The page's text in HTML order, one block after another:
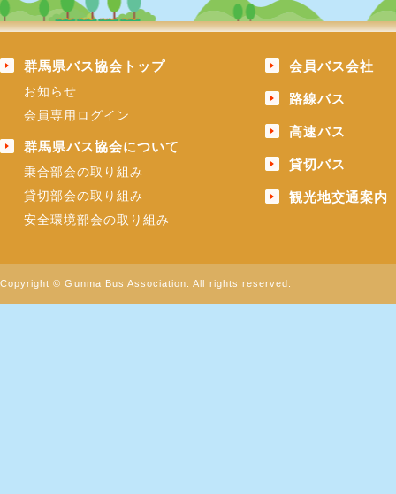
群馬県バス協会トップ
お知らせ
会員専用ログイン
群馬県バス協会について
乗合部会の取り組み
貸切部会の取り組み
安全環境部会の取り組み
会員バス会社
路線バス
高速バス
貸切バス
観光地交通案内
Copyright © Gunma Bus Association. All rights reserved.